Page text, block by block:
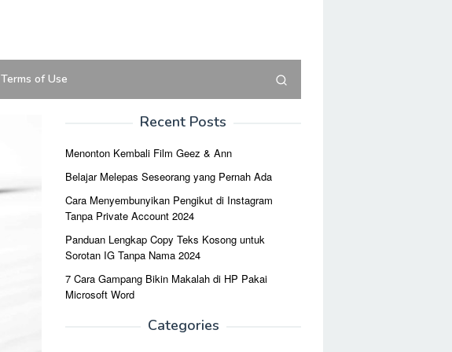
Terms of Use
Recent Posts
Menonton Kembali Film Geez & Ann
Belajar Melepas Seseorang yang Pernah Ada
Cara Menyembunyikan Pengikut di Instagram
Tanpa Private Account 2024
Panduan Lengkap Copy Teks Kosong untuk
Sorotan IG Tanpa Nama 2024
7 Cara Gampang Bikin Makalah di HP Pakai
Microsoft Word
Categories